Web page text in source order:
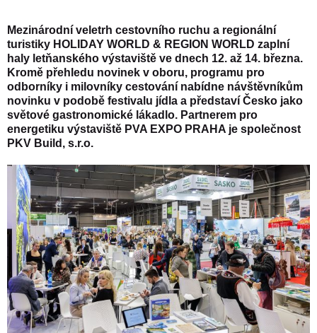
Mezinárodní veletrh cestovního ruchu a regionální
turistiky HOLIDAY WORLD & REGION WORLD zaplní
haly letňanského výstaviště ve dnech 12. až 14. března.
Kromě přehledu novinek v oboru, programu pro
odborníky i milovníky cestování nabídne návštěvníkům
novinku v podobě festivalu jídla a představí Česko jako
světové gastronomické lákadlo. Partnerem pro
energetiku výstaviště PVA EXPO PRAHA je společnost
PKV Build, s.r.o.